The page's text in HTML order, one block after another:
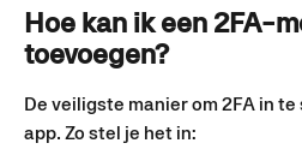
Hoe kan ik een 2FA-
toevoegen?
De veiligste manier om 2FA in
app. Zo stel je het in: